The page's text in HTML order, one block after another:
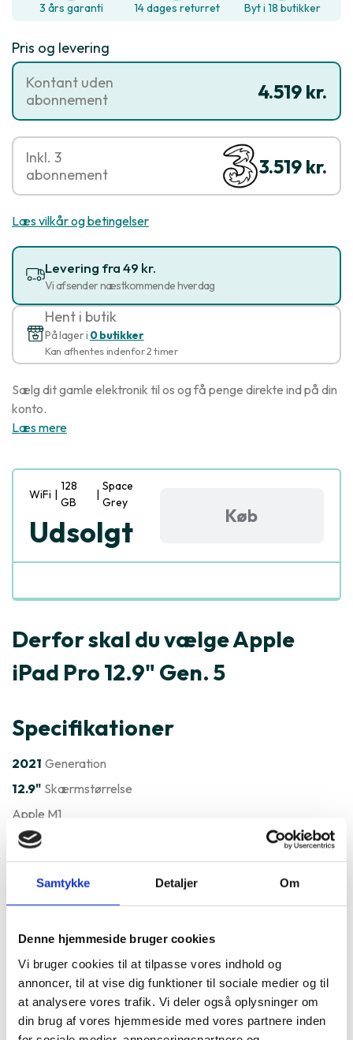
Samtykke Detaljer Om
Denne hjemmeside bruger cookies
Vi bruger cookies til at tilpasse vores indhold og
annoncer, til at vise dig funktioner til sociale medier og til
at analysere vores trafik. Vi deler også oplysninger om
din brug af vores hjemmeside med vores partnere inden
3 års garanti 14 dages returret Byt i 18 butikker
Pris og levering
4.519 kr.
Kontant uden
abonnement
3.519 kr.
Inkl. 3
abonnement
Læs vilkår og betingelser
Levering fra 49 kr.
Vi afsender næstkommende hverdag
Hent i butik
På lager i 0 butikker
Kan afhentes indenfor 2 timer
Sælg dit gamle elektronik til os og få penge direkte ind på din
konto.
Læs mere
WiFi |
128
GB
|
Space
Grey
Udsolgt Køb
Derfor skal du vælge Apple
iPad Pro 12.9" Gen. 5
Specifikationer
2021 Generation
12.9" Skærmstørrelse
Apple M1
iPadOS
Varenummer 198552
Apple iPad Pro 12.9" Gen. 5 er
ofte købt sammen med